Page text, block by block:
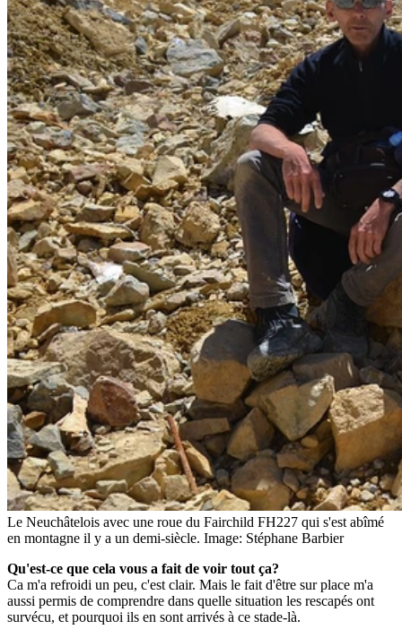
Le Neuchâtelois avec une roue du Fairchild FH227 qui s'est abîmé
en montagne il y a un demi-siècle. Image: Stéphane Barbier
Qu'est-ce que cela vous a fait de voir tout ça?
Ca m'a refroidi un peu, c'est clair. Mais le fait d'être sur place m'a
aussi permis de comprendre dans quelle situation les rescapés ont
survécu, et pourquoi ils en sont arrivés à ce stade-là.